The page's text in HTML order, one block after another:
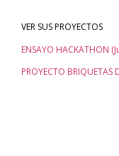
VER SUS PROYECTOS
ENSAYO HACKATHON
PROYECTO